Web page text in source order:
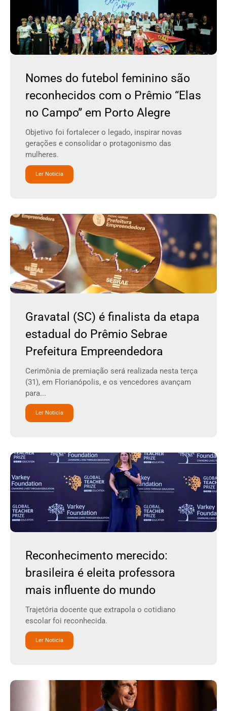
Nomes do futebol feminino são
reconhecidos com o Prêmio “Elas
no Campo” em Porto Alegre
Objetivo foi fortalecer o legado, inspirar novas
gerações e consolidar o protagonismo das
mulheres.
Ler Noticia
Gravatal (SC) é finalista da etapa
estadual do Prêmio Sebrae
Prefeitura Empreendedora
Cerimônia de premiação será realizada nesta terça
(31), em Florianópolis, e os vencedores avançam
para...
Ler Noticia
Reconhecimento merecido:
brasileira é eleita professora
mais influente do mundo
Trajetória docente que extrapola o cotidiano
escolar foi reconhecida.
Ler Noticia